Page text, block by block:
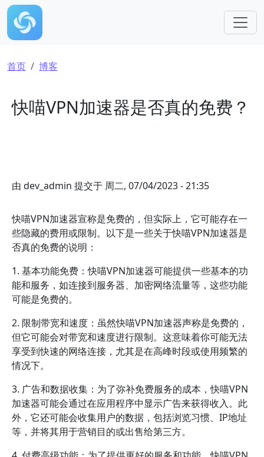
跳转到主要内容
面包屑
首页 博客
快喵VPN加速器是否真的免费？
由 dev_admin 提交于 周二, 07/04/2023 - 21:35
快喵VPN加速器宣称是免费的，但实际上，它可能存在一
些隐藏的费用或限制。以下是一些关于快喵VPN加速器是
否真的免费的说明：
1. 基本功能免费：快喵VPN加速器可能提供一些基本的功
能和服务，如连接到服务器、加密网络流量等，这些功能
可能是免费的。
2. 限制带宽和速度：虽然快喵VPN加速器声称是免费的，
但它可能会对带宽和速度进行限制。这意味着你可能无法
享受到快速的网络连接，尤其是在高峰时段或使用频繁的
情况下。
3. 广告和数据收集：为了弥补免费服务的成本，快喵VPN
加速器可能会通过在应用程序中显示广告来获得收入。此
外，它还可能会收集用户的数据，包括浏览习惯、IP地址
等，并将其用于营销目的或出售给第三方。